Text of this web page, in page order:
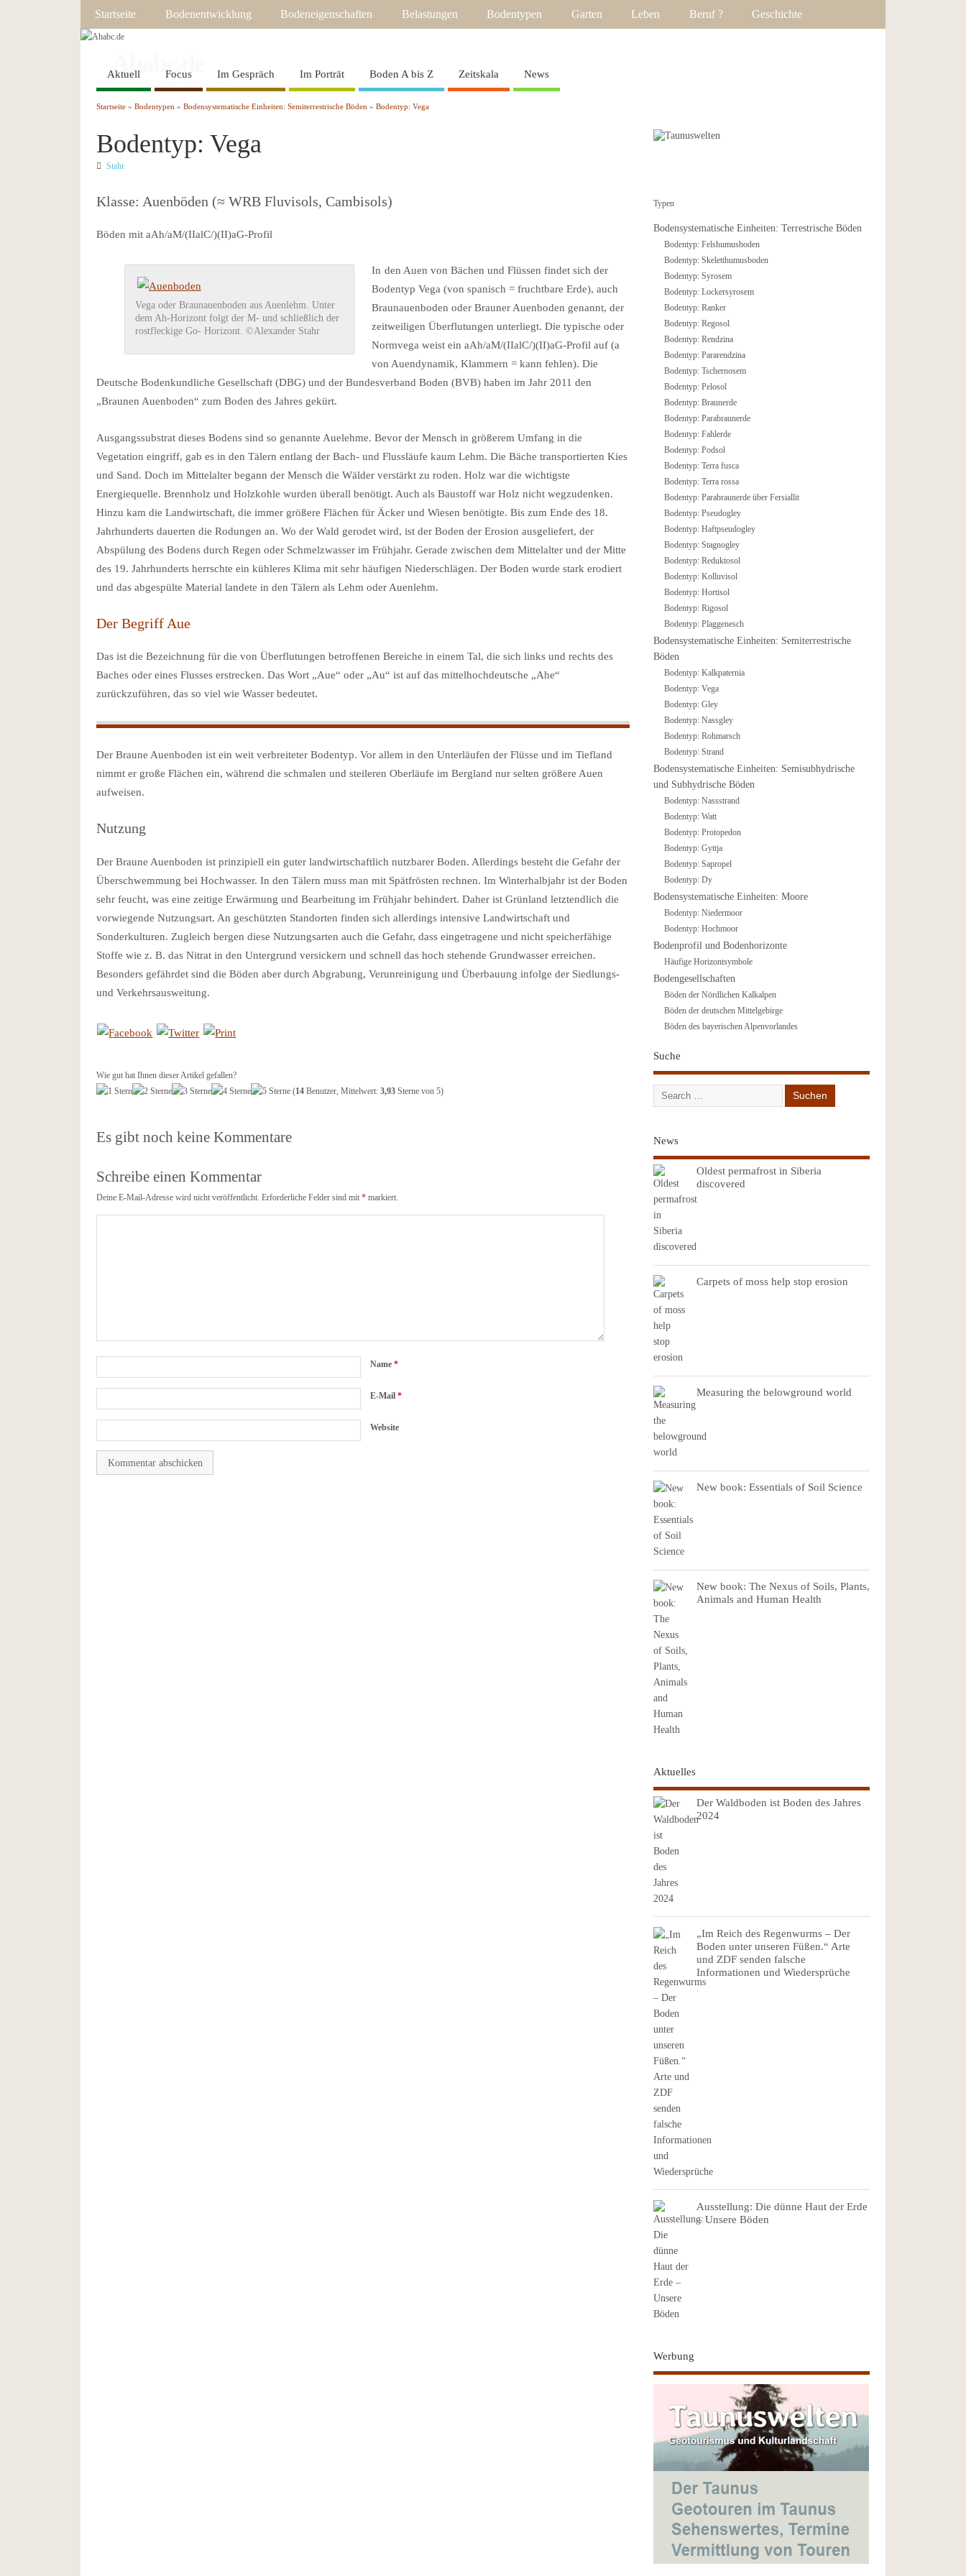
Startseite Bodenentwicklung Bodeneigenschaften Belastungen Bodentypen Garten Leben Beruf ? Geschichte
Ahabc.de
Das Magazin für Boden und Garten
Aktuell Focus Im Gespräch Im Porträt Boden A bis Z Zeitskala News
Startseite »Bodentypen »Bodensystematische Einheiten: Semiterrestrische Böden »Bodentyp: Vega
Bodentyp: Vega
Stahr
Klasse: Auenböden (≈ WRB Fluvisols, Cambisols)
Böden mit aAh/aM/(IIalC/)(II)aG-Profil
Vega oder Braunauenboden aus Auenlehm. Unter
dem Ah-Horizont folgt der M- und schließlich der
rostfleckige Go- Horizont. ©Alexander Stahr
In den Auen von Bächen und Flüssen findet sich der
Bodentyp Vega (von spanisch = fruchtbare Erde), auch
Braunauenboden oder Brauner Auenboden genannt, der
zeitweiligen Überflutungen unterliegt. Die typische oder
Normvega weist ein aAh/aM/(IIalC/)(II)aG-Profil auf (a
von Auendynamik, Klammern = kann fehlen). Die
Deutsche Bodenkundliche Gesellschaft (DBG) und der Bundesverband Boden (BVB) haben im Jahr 2011 den
„Braunen Auenboden“ zum Boden des Jahres gekürt.
Ausgangssubstrat dieses Bodens sind so genannte Auelehme. Bevor der Mensch in größerem Umfang in die
Vegetation eingriff, gab es in den Tälern entlang der Bach- und Flussläufe kaum Lehm. Die Bäche transportierten Kies
und Sand. Doch im Mittelalter begann der Mensch die Wälder verstärkt zu roden. Holz war die wichtigste
Energiequelle. Brennholz und Holzkohle wurden überall benötigt. Auch als Baustoff war Holz nicht wegzudenken.
Hinzu kam die Landwirtschaft, die immer größere Flächen für Äcker und Wiesen benötigte. Bis zum Ende des 18.
Jahrhunderts dauerten die Rodungen an. Wo der Wald gerodet wird, ist der Boden der Erosion ausgeliefert, der
Abspülung des Bodens durch Regen oder Schmelzwasser im Frühjahr. Gerade zwischen dem Mittelalter und der Mitte
des 19. Jahrhunderts herrschte ein kühleres Klima mit sehr häufigen Niederschlägen. Der Boden wurde stark erodiert
und das abgespülte Material landete in den Tälern als Lehm oder Auenlehm.
Der Begriff Aue
Das ist die Bezeichnung für die von Überflutungen betroffenen Bereiche in einem Tal, die sich links und rechts des
Baches oder eines Flusses erstrecken. Das Wort „Aue“ oder „Au“ ist auf das mittelhochdeutsche „Ahe“
zurückzuführen, das so viel wie Wasser bedeutet.
Der Braune Auenboden ist ein weit verbreiteter Bodentyp. Vor allem in den Unterläufen der Flüsse und im Tiefland
nimmt er große Flächen ein, während die schmalen und steileren Oberläufe im Bergland nur selten größere Auen
aufweisen.
Nutzung
Der Braune Auenboden ist prinzipiell ein guter landwirtschaftlich nutzbarer Boden. Allerdings besteht die Gefahr der
Überschwemmung bei Hochwasser. In den Tälern muss man mit Spätfrösten rechnen. Im Winterhalbjahr ist der Boden
sehr feucht, was eine zeitige Erwärmung und Bearbeitung im Frühjahr behindert. Daher ist Grünland letztendlich die
vorwiegende Nutzungsart. An geschützten Standorten finden sich allerdings intensive Landwirtschaft und
Sonderkulturen. Zugleich bergen diese Nutzungsarten auch die Gefahr, dass eingetragene und nicht speicherfähige
Stoffe wie z. B. das Nitrat in den Untergrund versickern und schnell das hoch stehende Grundwasser erreichen.
Besonders gefährdet sind die Böden aber durch Abgrabung, Verunreinigung und Überbauung infolge der Siedlungs-
und Verkehrsausweitung.
Wie gut hat Ihnen dieser Artikel gefallen?
(14 Benutzer, Mittelwert:3,93 Sterne von 5)
Es gibt noch keine Kommentare
Schreibe einen Kommentar
Deine E-Mail-Adresse wird nicht veröffentlicht. Erforderliche Felder sind mit* markiert.
Name*
E-Mail*
Website
Typen
Bodensystematische Einheiten: Terrestrische Böden
Bodentyp: Felshumusboden
Bodentyp: Skeletthumusboden
Bodentyp: Syrosem
Bodentyp: Lockersyrosem
Bodentyp: Ranker
Bodentyp: Regosol
Bodentyp: Rendzina
Bodentyp: Pararendzina
Bodentyp: Tschernosem
Bodentyp: Pelosol
Bodentyp: Braunerde
Bodentyp: Parabraunerde
Bodentyp: Fahlerde
Bodentyp: Podsol
Bodentyp: Terra fusca
Bodentyp: Terra rossa
Bodentyp: Parabraunerde über Fersiallit
Bodentyp: Pseudogley
Bodentyp: Haftpseudogley
Bodentyp: Stagnogley
Bodentyp: Reduktosol
Bodentyp: Kolluvisol
Bodentyp: Hortisol
Bodentyp: Rigosol
Bodentyp: Plaggenesch
Bodensystematische Einheiten: Semiterrestrische
Böden
Bodentyp: Kalkpaternia
Bodentyp: Vega
Bodentyp: Gley
Bodentyp: Nassgley
Bodentyp: Rohmarsch
Bodentyp: Strand
Bodensystematische Einheiten: Semisubhydrische
und Subhydrische Böden
Bodentyp: Nassstrand
Bodentyp: Watt
Bodentyp: Protopedon
Bodentyp: Gyttja
Bodentyp: Sapropel
Bodentyp: Dy
Bodensystematische Einheiten: Moore
Bodentyp: Niedermoor
Bodentyp: Hochmoor
Bodenprofil und Bodenhorizonte
Häufige Horizontsymbole
Bodengesellschaften
Böden der Nördlichen Kalkalpen
Böden der deutschen Mittelgebirge
Böden des bayerischen Alpenvorlandes
Suche
News
Oldest permafrost in Siberia
discovered
Carpets of moss help stop erosion
Measuring the belowground world
New book: Essentials of Soil Science
New book: The Nexus of Soils, Plants,
Animals and Human Health
Aktuelles
Der Waldboden ist Boden des Jahres
2024
„Im Reich des Regenwurms – Der
Boden unter unseren Füßen.“ Arte
und ZDF senden falsche
Informationen und Wiedersprüche
Ausstellung: Die dünne Haut der Erde
– Unsere Böden
Werbung